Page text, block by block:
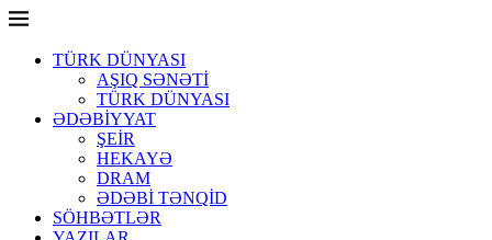
TÜRK DÜNYASI
AŞIQ SƏNƏTİ
TÜRK DÜNYASI
ƏDƏBİYYAT
ŞEİR
HEKAYƏ
DRAM
ƏDƏBİ TƏNQİD
SÖHBƏTLƏR